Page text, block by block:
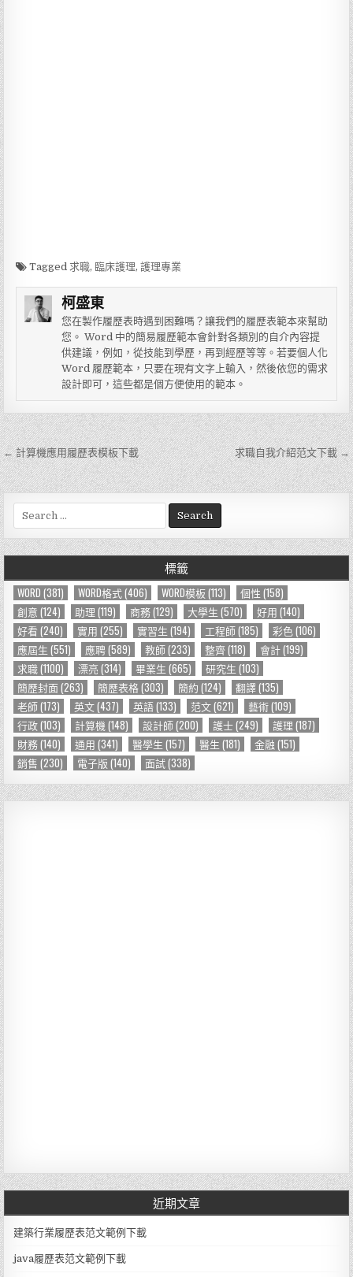
Tagged 求職, 臨床護理,護理專業
柯盛東
您在製作履歷表時遇到困難嗎？讓我們的履歷表範本來幫助
您。 Word 中的簡易履歷範本會針對各類別的自介內容提
供建議，例如，從技能到學歷，再到經歷等等。若要個人化
Word 履歷範本，只要在現有文字上輸入，然後依您的需求
設計即可，這些都是個方便使用的範本。
文
章
導
覽
← 計算機應用履歷表模板下載 求職自我介紹范文下載 →
e
a
r
h
f
o
r
標籤
WORD (381) WORD格式(406) WORD模板(113) 個性 (158)
創意 (124) 助理 (119) 商務(129) 大學生 (570) 好用 (140)
好看 (240) 實用 (255) 實習生 (194) 工程師(185) 彩色 (106)
應屆生 (551) 應聘(589) 教師(233) 整齊(118) 會計(199)
求職(1100) 漂亮 (314) 畢業生 (665) 研究生 (103)
簡歷封面(263) 簡歷表格(303) 簡約 (124) 翻譯(135)
老師(173) 英文(437) 英語(133) 范文(621) 藝術(109)
行政(103) 計算機 (148) 設計師(200) 護士(249) 護理 (187)
財務(140) 通用 (341) 醫學生 (157) 醫生 (181) 金融 (151)
銷售 (230) 電子版 (140) 面試(338)
近期文章
建築行業履歷表范文範例下載
java履歷表范文範例下載